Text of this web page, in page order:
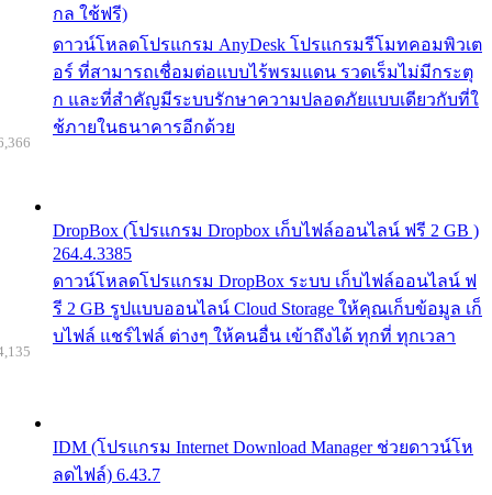
กล ใช้ฟรี)
ดาวน์โหลดโปรแกรม AnyDesk โปรแกรมรีโมทคอมพิวเต
อร์ ที่สามารถเชื่อมต่อแบบไร้พรมแดน รวดเร็มไม่มีกระตุ
ก และที่สำคัญมีระบบรักษาความปลอดภัยแบบเดียวกับที่ใ
ช้ภายในธนาคารอีกด้วย
DropBox (โปรแกรม Dropbox เก็บไฟล์ออนไลน์ ฟรี 2 GB )
264.4.3385
ดาวน์โหลดโปรแกรม DropBox ระบบ เก็บไฟล์ออนไลน์ ฟ
รี 2 GB รูปแบบออนไลน์ Cloud Storage ให้คุณเก็บข้อมูล เก็
บไฟล์ แชร์ไฟล์ ต่างๆ ให้คนอื่น เข้าถึงได้ ทุกที่ ทุกเวลา
IDM (โปรแกรม Internet Download Manager ช่วยดาวน์โห
ลดไฟล์) 6.43.7